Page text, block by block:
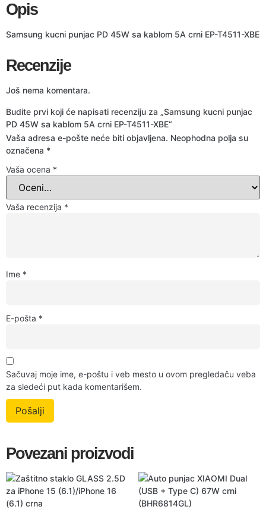
Opis
Samsung kucni punjac PD 45W sa kablom 5A crni EP-T4511-XBE
Recenzije
Još nema komentara.
Budite prvi koji će napisati recenziju za „Samsung kucni punjac
PD 45W sa kablom 5A crni EP-T4511-XBE“
Vaša adresa e-pošte neće biti objavljena. Neophodna polja su
označena *
Vaša ocena *
Vaša recenzija *
Ime *
E-pošta *
Sačuvaj moje ime, e-poštu i veb mesto u ovom pregledaču veba
za sledeći put kada komentarišem.
Povezani proizvodi